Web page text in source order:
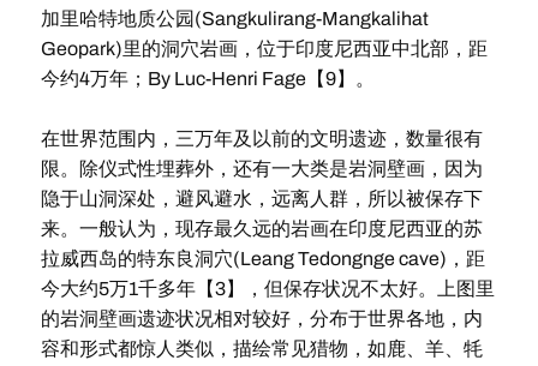
加里哈特地质公园(Sangkulirang-Mangkalihat
Geopark)里的洞穴岩画，位于印度尼西亚中北部，距
今约4万年；By Luc-Henri Fage【9】。
在世界范围内，三万年及以前的文明遗迹，数量很有
限。除仪式性埋葬外，还有一大类是岩洞壁画，因为
隐于山洞深处，避风避水，远离人群，所以被保存下
来。一般认为，现存最久远的岩画在印度尼西亚的苏
拉威西岛的特东良洞穴(Leang Tedongnge cave)，距
今大约5万1千多年【3】，但保存状况不太好。上图里
的岩洞壁画遗迹状况相对较好，分布于世界各地，内
容和形式都惊人类似，描绘常见猎物，如鹿、羊、牦